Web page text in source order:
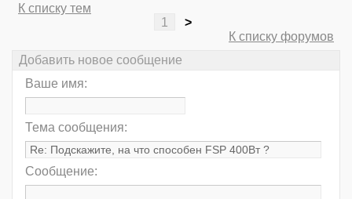
К списку тем
1
>
К списку форумов
Добавить новое сообщение
Ваше имя:
Тема сообщения:
Сообщение: